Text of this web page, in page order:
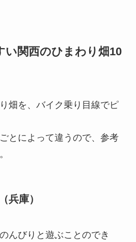
い関西のひまわり畑10
畑を、バイク乗り目線でピ
とによって違うので、参考
兵庫）
んびりと遊ぶことのでき